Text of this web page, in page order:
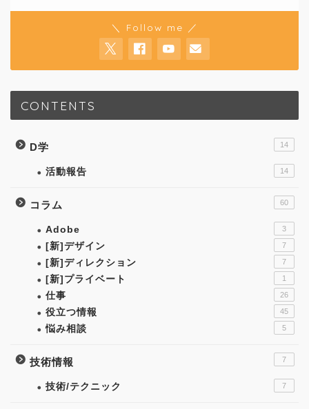
＼ Follow me ／
CONTENTS
D学 14
活動報告 14
コラム 60
Adobe 3
[新]デザイン 7
[新]ディレクション 7
[新]プライベート 1
仕事 26
役立つ情報 45
悩み相談 5
技術情報 7
技術/テクニック 7